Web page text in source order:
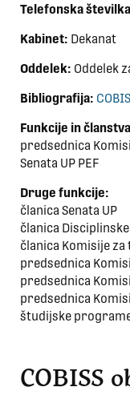
Telefonska
Kabinet: Dekanat
Oddelek: Oddelek
Bibliografija:
Funkcije in
predsednica
Senata UP PEF
Druge funkcije:
članica Senata UP
članica
članica Komisije
predsednica
predsednica
predsednica
študijske
COBISS